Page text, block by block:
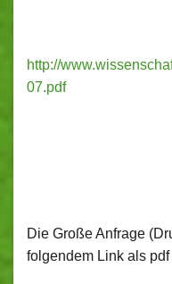
http://
07.pdf
Die Große Anfrage
folgendem Link als